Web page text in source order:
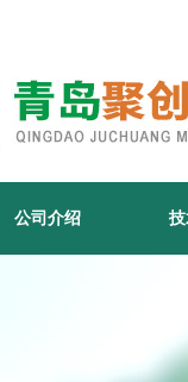
公司介绍